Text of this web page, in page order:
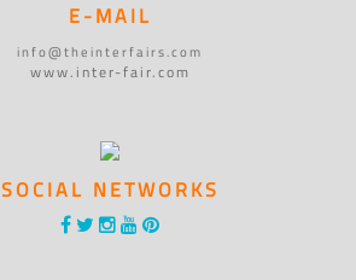
E-MAIL
info@theinterfairs.com
www.inter-fair.com
SOCIAL NETWORKS